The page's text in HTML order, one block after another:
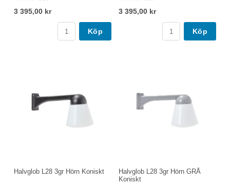
3 395,00 kr
Köp
3 395,00 kr
Köp
Halvglob L28 3gr Hörn Koniskt
Halvglob L28 3gr Hörn GRÅ
Koniskt